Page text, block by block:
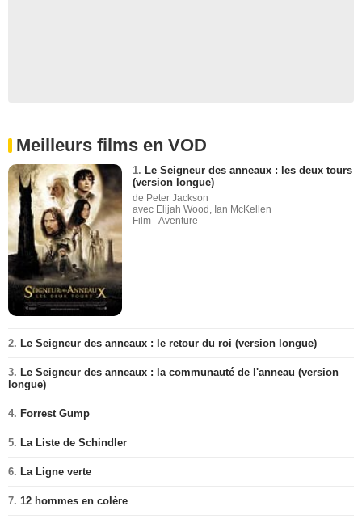
Meilleurs films en VOD
1. Le Seigneur des anneaux : les deux tours
(version longue)
de Peter Jackson
avec Elijah Wood, Ian McKellen
Film - Aventure
2. Le Seigneur des anneaux : le retour du roi (version longue)
3. Le Seigneur des anneaux : la communauté de l'anneau (version
longue)
4. Forrest Gump
5. La Liste de Schindler
6. La Ligne verte
7. 12 hommes en colère